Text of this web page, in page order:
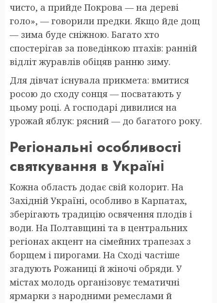
чисто, а прийде Покрова — на дереві
голо», — говорили предки. Якщо йде дощ
— зима буде сніжною. Багато хто
спостерігав за поведінкою птахів: ранній
відліт журавлів обіцяв ранню зиму.
Для дівчат існувала прикмета: вмитися
росою до сходу сонця — посватають у
цьому році. А господарі дивилися на
урожай яблук: рясний — до багатого року.
Регіональні особливості
святкування в Україні
Кожна область додає свій колорит. На
Західній Україні, особливо в Карпатах,
зберігають традицію освячення плодів і
води. На Полтавщині та в центральних
регіонах акцент на сімейних трапезах з
борщем і пирогами. На Сході частіше
згадують Рожаниці й жіночі обряди. У
містах молодь організовує тематичні
ярмарки з народними ремеслами й